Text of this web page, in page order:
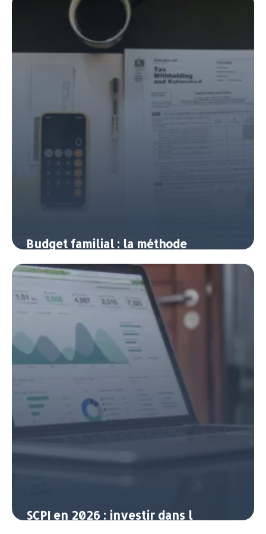
payant moins d impôts
14 avril 2026
Budget familial : la méthode
50/30/20 pour reprendre le
contrôle de ses finances
14 avril 2026
SCPI en 2026 : investir dans l